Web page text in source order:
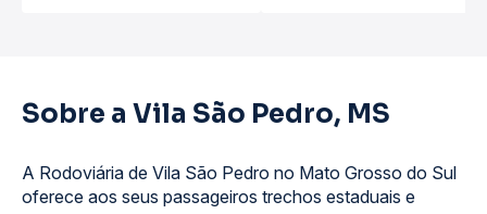
Sobre a Vila São Pedro, MS
A Rodoviária de Vila São Pedro no Mato Grosso do Sul
oferece aos seus passageiros trechos estaduais e